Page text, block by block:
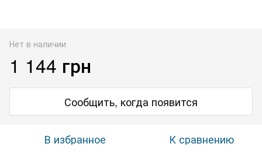
Нет в наличии
1 144 грн
Сообщить, когда появится
В избранное К сравнению